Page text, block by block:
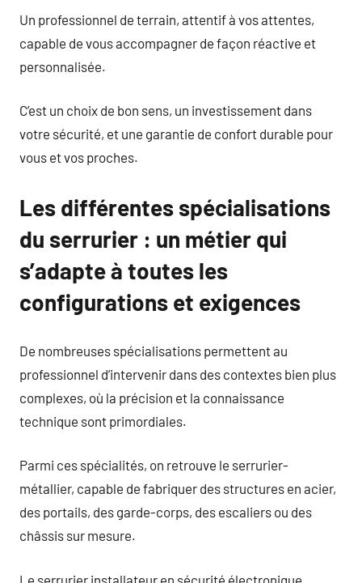
Un professionnel de terrain, attentif à vos attentes,
capable de vous accompagner de façon réactive et
personnalisée.
C’est un choix de bon sens, un investissement dans
votre sécurité, et une garantie de confort durable pour
vous et vos proches.
Les différentes spécialisations
du serrurier : un métier qui
s’adapte à toutes les
configurations et exigences
De nombreuses spécialisations permettent au
professionnel d’intervenir dans des contextes bien plus
complexes, où la précision et la connaissance
technique sont primordiales.
Parmi ces spécialités, on retrouve le serrurier-
métallier, capable de fabriquer des structures en acier,
des portails, des garde-corps, des escaliers ou des
châssis sur mesure.
Le serrurier installateur en sécurité électronique